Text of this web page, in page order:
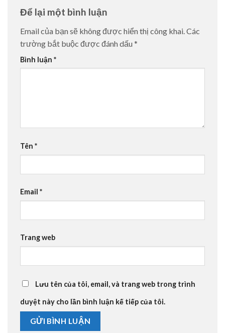
Để lại một bình luận
Email của bạn sẽ không được hiển thị công khai. Các
trường bắt buộc được đánh dấu *
Bình luận *
Tên *
Email *
Trang web
Lưu tên của tôi, email, và trang web trong trình
duyệt này cho lần bình luận kế tiếp của tôi.